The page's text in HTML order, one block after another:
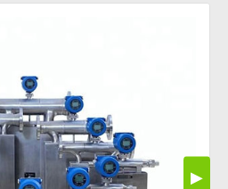
▶